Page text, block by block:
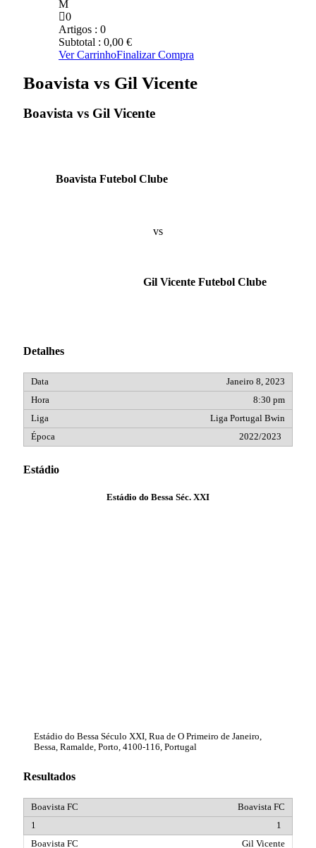
0
Artigos : 0
Subtotal : 0,00 €
Ver CarrinhoFinalizar Compra
Boavista vs Gil Vicente
Boavista vs Gil Vicente
Boavista Futebol Clube
vs
Gil Vicente Futebol Clube
Detalhes
Janeiro 8, 2023
8:30 pm
Liga Portugal Bwin
2022/2023
Estádio
Estádio do Bessa Séc. XXI
Estádio do Bessa Século XXI, Rua de O Primeiro de Janeiro,
Bessa, Ramalde, Porto, 4100-116, Portugal
Resultados
Boavista FC
1
Gil Vicente